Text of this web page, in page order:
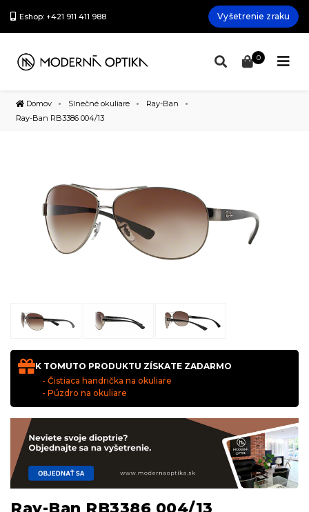
Eshop: +421 911 411 988 Vyšetrenie zraku
0
Domov Slnečné okuliare
Ray-Ban
Ray-Ban RB3386 004/13
K TOMUTO PRODUKTU ZÍSKATE ZADARMO
- Čistiaca handrička na okuliare
- Púzdro na okuliare
Ray-Ban RB3386 004/13